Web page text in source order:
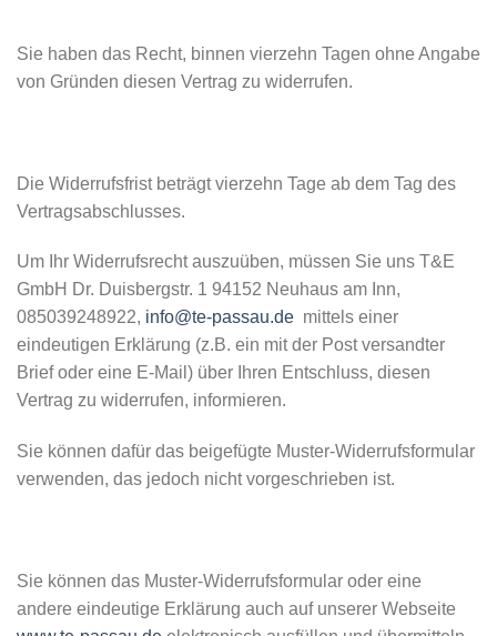
Sie haben das Recht, binnen vierzehn Tagen ohne Angabe
von Gründen diesen Vertrag zu widerrufen.
Die Widerrufsfrist beträgt vierzehn Tage ab dem Tag des
Vertragsabschlusses.
Um Ihr Widerrufsrecht auszuüben, müssen Sie uns T&E
GmbH Dr. Duisbergstr. 1 94152 Neuhaus am Inn,
085039248922, info@te-passau.de mittels einer
eindeutigen Erklärung (z.B. ein mit der Post versandter
Brief oder eine E-Mail) über Ihren Entschluss, diesen
Vertrag zu widerrufen, informieren.
Sie können dafür das beigefügte Muster-Widerrufsformular
verwenden, das jedoch nicht vorgeschrieben ist.
Sie können das Muster-Widerrufsformular oder eine
andere eindeutige Erklärung auch auf unserer Webseite